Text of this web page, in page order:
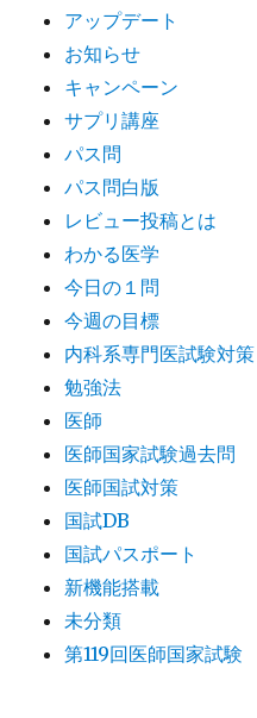
アップデート
お知らせ
キャンペーン
サプリ講座
パス問
パス問白版
レビュー投稿とは
わかる医学
今日の１問
今週の目標
内科系専門医試験対策
勉強法
医師
医師国家試験過去問
医師国試対策
国試DB
国試パスポート
新機能搭載
未分類
第119回医師国家試験